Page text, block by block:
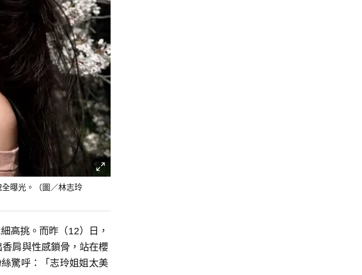
曝光。（圖／林志玲
高挑。而昨（12）日，
肩與性感鎖骨，站在櫻
驚呼：「志玲姐姐太美